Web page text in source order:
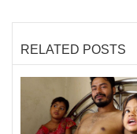
RELATED POSTS